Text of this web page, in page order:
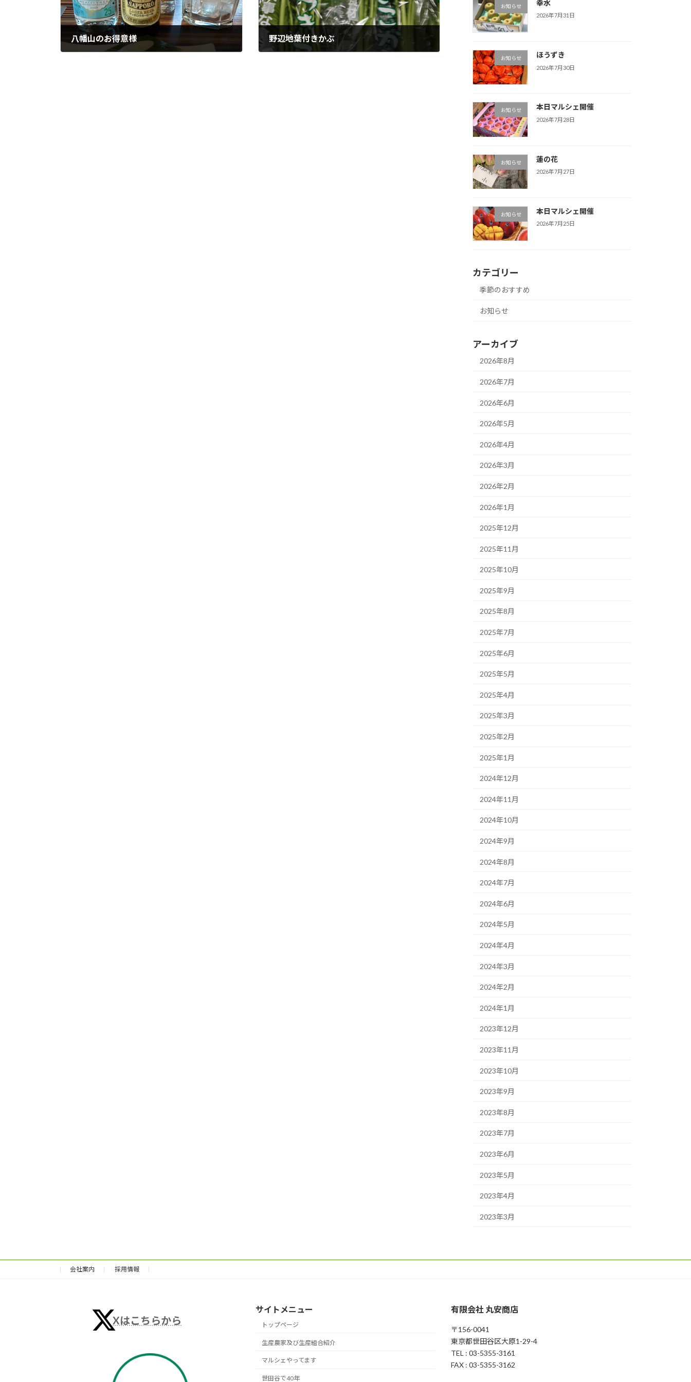
八幡山のお得意様 野辺地葉付きかぶ
お知らせ 幸水
2026年7月31日
お知らせ ほうずき
2026年7月30日
お知らせ 本日マルシェ開催
2026年7月28日
お知らせ 蓮の花
2026年7月27日
お知らせ 本日マルシェ開催
2026年7月25日
カテゴリー
季節のおすすめ
お知らせ
アーカイブ
2026年8月
2026年7月
2026年6月
2026年5月
2026年4月
2026年3月
2026年2月
2026年1月
2025年12月
2025年11月
2025年10月
2025年9月
2025年8月
2025年7月
2025年6月
2025年5月
2025年4月
2025年3月
2025年2月
2025年1月
2024年12月
2024年11月
2024年10月
2024年9月
2024年8月
2024年7月
2024年6月
2024年5月
2024年4月
2024年3月
2024年2月
2024年1月
2023年12月
2023年11月
2023年10月
2023年9月
2023年8月
2023年7月
2023年6月
2023年5月
2023年4月
2023年3月
会社案内 採用情報
Xはこちらから
サイトメニュー
トップページ
生産農家及び生産組合紹介
マルシェやってます
世田谷で40年
有限会社 丸安商店
〒156-0041
東京都世田谷区大原1-29-4
TEL : 03-5355-3161
FAX : 03-5355-3162